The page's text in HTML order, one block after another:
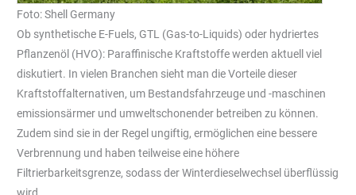
Foto: Shell Germany
Ob synthetische E-Fuels, GTL (Gas-to-Liquids) oder hydriertes
Pflanzenöl (HVO): Paraffinische Kraftstoffe werden aktuell viel
diskutiert. In vielen Branchen sieht man die Vorteile dieser
Kraftstoffalternativen, um Bestandsfahrzeuge und -maschinen
emissionsärmer und umweltschonender betreiben zu können.
Zudem sind sie in der Regel ungiftig, ermöglichen eine bessere
Verbrennung und haben teilweise eine höhere
Filtrierbarkeitsgrenze, sodass der Winterdieselwechsel überflüssig
wird.